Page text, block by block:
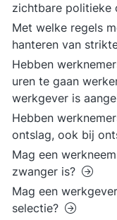
zichtbare politieke
Met welke regels
hanteren van
Hebben
uren te gaan
werkgever is
Hebben
ontslag, ook bij
Mag een
zwanger is?
Mag een
selectie?